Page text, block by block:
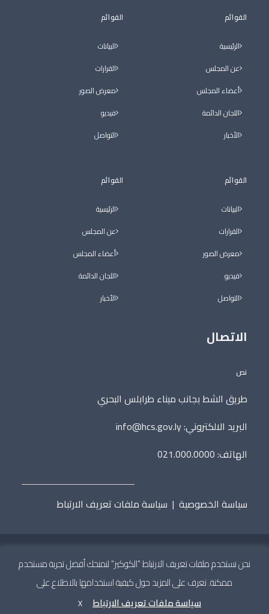
القوائم
الرئيسية
عن المجلس
أعضاء المجلس
اللجان الدائمة
الأخبار
القوائم
البيانات
القرارات
معرض الصور
فيديو
التواصل
القوائم
البيانات
القرارات
معرض الصور
فيديو
التواصل
القوائم
الرئيسية
عن المجلس
أعضاء المجلس
اللجان الدائمة
الأخبار
الاتصال
نص
طريق الشط بجانب ميناء طرابلس البحري
البريد الالكتروني:info@hcs.gov.ly
الهاتف: 021.000.0000
سياسة الخصوصية | سياسة ملفات تعريف الارتباط
جميع الحقوق محفوظة © 2020 المجلس الأعلى للدولة. تطوير
نحن نستخدم ملفات تعريف الارتباط "الكوكيز" لنمنحك أفضل تجربة مستخدم
ممكنة. تعرف على المزيد حول كيفية استخدامها بالاطلاع على
سياسة ملفات تعريف الارتباط
X